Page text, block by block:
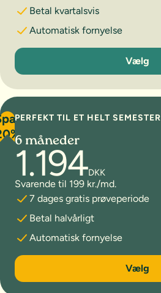
Betal kvartalsvis
Automatisk fornyelse
3 måneder
Vælg
PERFEKT TIL ET HELT SEMESTER
6 måneder
1.194DKK
Svarende til 199 kr./md.
7 dages gratis prøveperiode
Betal halvårligt
Automatisk fornyelse
6 måneder
Vælg